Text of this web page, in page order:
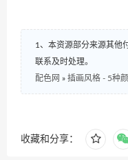
1、本资源部分来源其他
联系及时处理。
配色网 » 插画风格 - 5种
收藏和分享：